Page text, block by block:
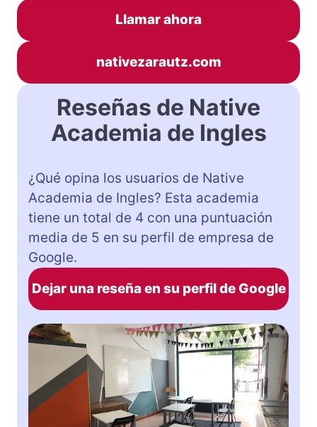
Llamar ahora
nativezarautz.com
Reseñas de Native
Academia de Ingles
¿Qué opina los usuarios de Native
Academia de Ingles? Esta academia
tiene un total de 4 con una puntuación
media de 5 en su perfil de empresa de
Google.
Dejar una reseña en su perfil de Google